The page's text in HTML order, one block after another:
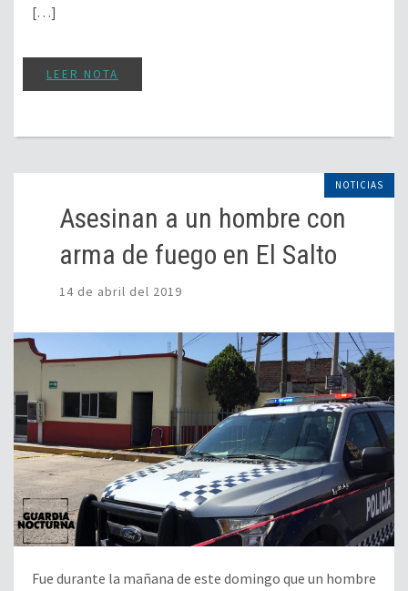
[…]
LEER NOTA
NOTICIAS
Asesinan a un hombre con
arma de fuego en El Salto
14 de abril del 2019
Fue durante la mañana de este domingo que un hombre